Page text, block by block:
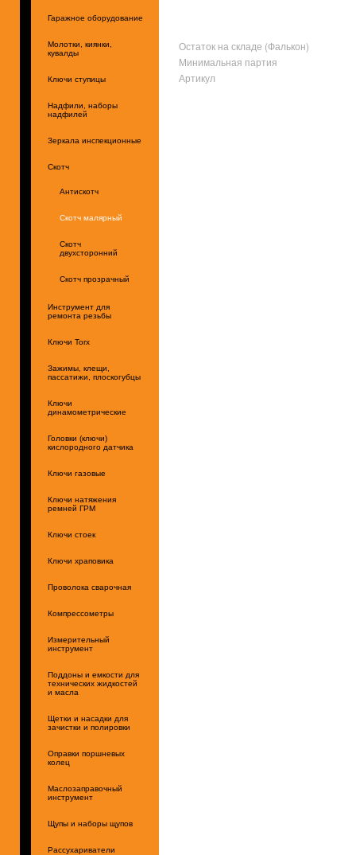
Гаражное оборудование
Молотки, киянки,
кувалды
Ключи ступицы
Надфили, наборы
надфилей
Зеркала инспекционные
Скотч
Антискотч
Скотч малярный
Скотч
двухсторонний
Скотч прозрачный
Инструмент для
ремонта резьбы
Ключи Torx
Зажимы, клещи,
пассатижи, плоскогубцы
Ключи
динамометрические
Головки (ключи)
кислородного датчика
Ключи газовые
Ключи натяжения
ремней ГРМ
Ключи стоек
Ключи храповика
Проволока сварочная
Компрессометры
Измерительный
инструмент
Поддоны и емкости для
технических жидкостей
и масла
Щетки и насадки для
зачистки и полировки
Оправки поршневых
колец
Маслозаправочный
инструмент
Щупы и наборы щупов
Рассухариватели
Остаток на складе (Фалькон)
Минимальная партия
Артикул